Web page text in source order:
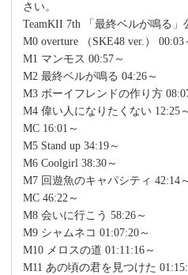
さい。
TeamKII 7th 「最終ベルが鳴る」
M0 overture （SKE48 ver.） 00:03
M1 マンモス 00:57～
M2 最終ベルが鳴る 04:26～
M3 ボーイフレンドの作り方
M4 偉い人になりたくない 12:25～
MC 16:01～
M5 Stand up 34:19～
M6 Coolgirl 38:30～
M7 回遊魚のキャパシティ 42:14～
MC 46:22～
M8 会いに行こう 58:26～
M9 シャムネコ 01:07:20～
M10 メロスの道 01:11:16～
M11 あの頃の君を見つけた